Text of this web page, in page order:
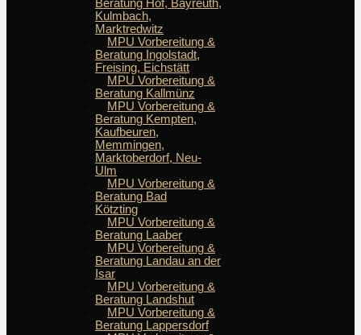
Beratung Hof, Bayreuth,
Kulmbach,
Marktredwitz
MPU Vorbereitung &
Beratung Ingolstadt,
Freising, Eichstätt
MPU Vorbereitung &
Beratung Kallmünz
MPU Vorbereitung &
Beratung Kempten,
Kaufbeuren,
Memmingen,
Marktoberdorf, Neu-
Ulm
MPU Vorbereitung &
Beratung Bad
Kötzting
MPU Vorbereitung &
Beratung Laaber
MPU Vorbereitung &
Beratung Landau an der
Isar
MPU Vorbereitung &
Beratung Landshut
MPU Vorbereitung &
Beratung Lappersdorf